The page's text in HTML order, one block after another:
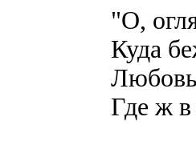
"О,
Куда
Любовь
Где ж